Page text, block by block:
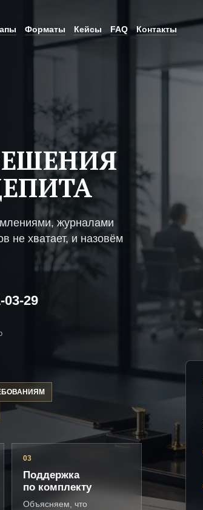
Форматы Кейсы FAQ Контакты
журналами
не хватает, и назовём
03-29
03
Поддержка
по комплекту
Объясняем, что